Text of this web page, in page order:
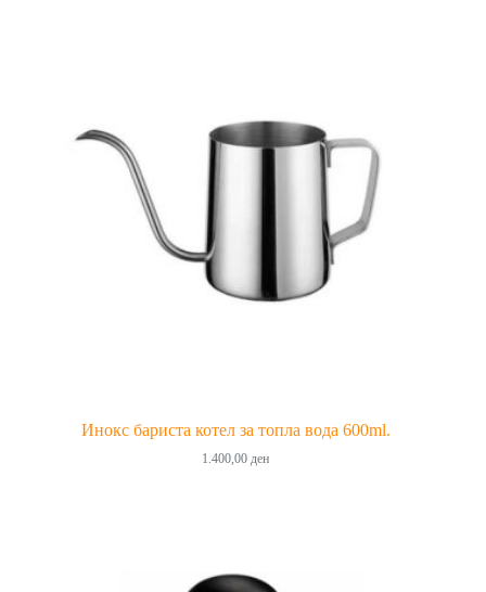
Инокс бариста котел за топла вода 600ml.
1.400,00ден